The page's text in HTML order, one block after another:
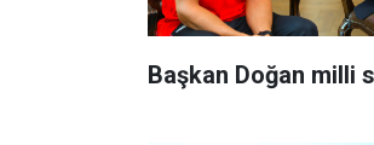
Başkan Doğan milli